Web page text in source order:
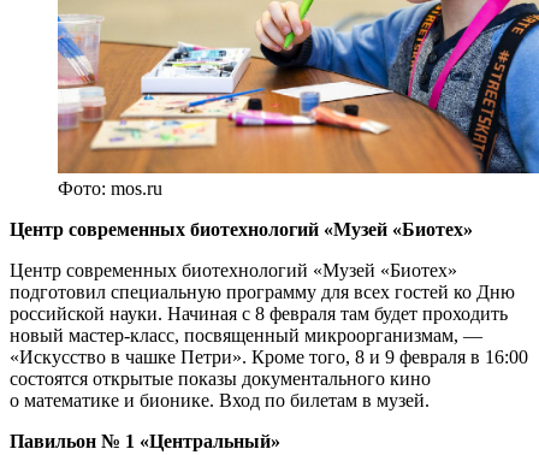
Фото: mos.ru
Центр современных биотехнологий «Музей «Биотех»
Центр современных биотехнологий «Музей «Биотех»
подготовил специальную программу для всех гостей ко Дню
российской науки. Начиная с 8 февраля там будет проходить
новый мастер-класс, посвященный микроорганизмам, —
«Искусство в чашке Петри». Кроме того, 8 и 9 февраля в 16:00
состоятся открытые показы документального кино
о математике и бионике. Вход по билетам в музей.
Павильон № 1 «Центральный»